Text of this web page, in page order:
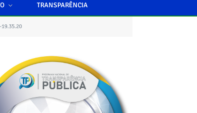
TRANSPARÊNCIA